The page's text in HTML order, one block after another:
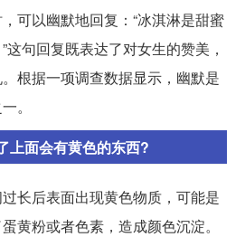
可以幽默地回复：“冰淇淋是甜蜜
这句回复既表达了对女生的赞美，
根据一项调查数据显示，幽默是
。
上面会有黄色的东西?
长后表面出现黄色物质，可能是
黄粉或者色素，造成颜色沉淀。